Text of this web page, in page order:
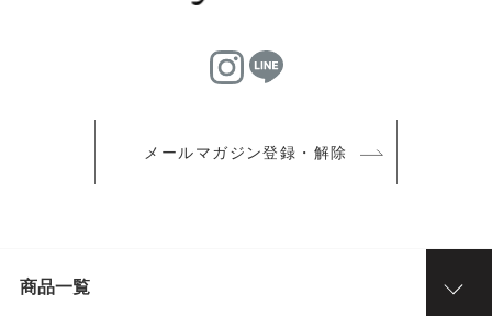
メールマガジン登録・解除
商品一覧